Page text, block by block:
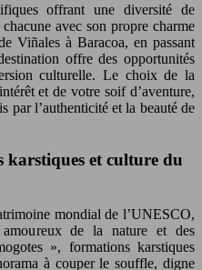
offrant une diversité de
avec son propre charme
Viñales à Baracoa, en passant
offre des opportunités
culturelle. Le choix de la
et de votre soif d’aventure,
par l’authenticité et la beauté de
karstiques et culture du
mondial de l’UNESCO,
de la nature et des
», formations karstiques
à couper le souffle, digne